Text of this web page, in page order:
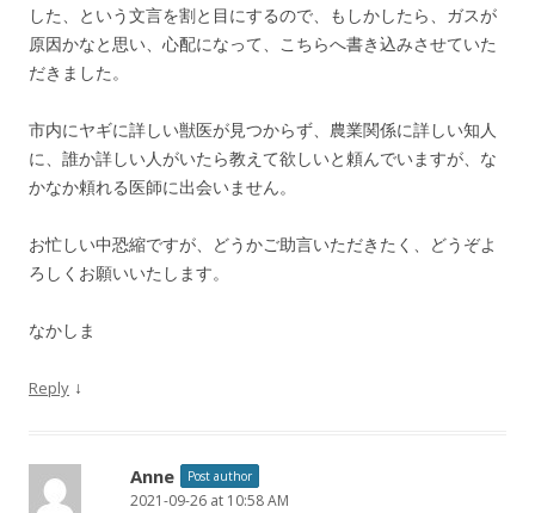
した、という文言を割と目にするので、もしかしたら、ガスが
原因かなと思い、心配になって、こちらへ書き込みさせていた
だきました。
市内にヤギに詳しい獣医が見つからず、農業関係に詳しい知人
に、誰か詳しい人がいたら教えて欲しいと頼んでいますが、な
かなか頼れる医師に出会いません。
お忙しい中恐縮ですが、どうかご助言いただきたく、どうぞよ
ろしくお願いいたします。
なかしま
Reply ↓
Anne Post author
2021-09-26 at 10:58 AM